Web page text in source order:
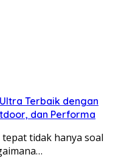
Terbaik dengan
dan Performa
tidak hanya soal